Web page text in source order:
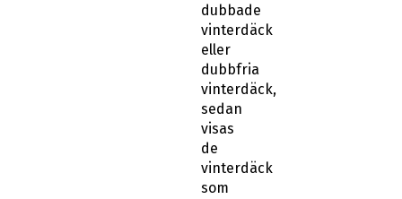
dubbade
vinterdäck
eller
dubbfria
vinterdäck,
sedan
visas
de
vinterdäck
som